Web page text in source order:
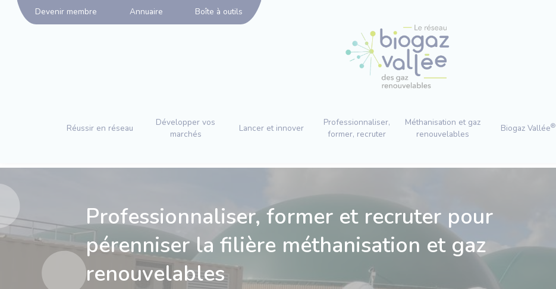
Devenir membre Annuaire Boîte à outils
Réussir en réseau
Développer vos
marchés
Lancer et innover
Professionnaliser,
former, recruter
Méthanisation et gaz
renouvelables
Biogaz Vallée®
Professionnaliser, former et recruter pour
pérenniser la filière méthanisation et gaz
renouvelables
Panneau de gestion des cookies